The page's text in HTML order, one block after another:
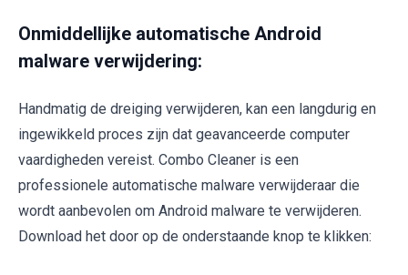
Onmiddellijke automatische Android
malware verwijdering:
Handmatig de dreiging verwijderen, kan een langdurig en
ingewikkeld proces zijn dat geavanceerde computer
vaardigheden vereist. Combo Cleaner is een
professionele automatische malware verwijderaar die
wordt aanbevolen om Android malware te verwijderen.
Download het door op de onderstaande knop te klikken: